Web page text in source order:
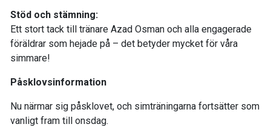
Stöd och stämning:
Ett stort tack till tränare Azad Osman och alla engagerade
föräldrar som hejade på – det betyder mycket för våra
simmare!
Påsklovsinformation
Nu närmar sig påsklovet, och simträningarna fortsätter som
vanligt fram till onsdag.